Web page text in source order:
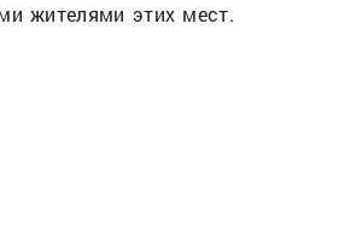
жителями этих мест.